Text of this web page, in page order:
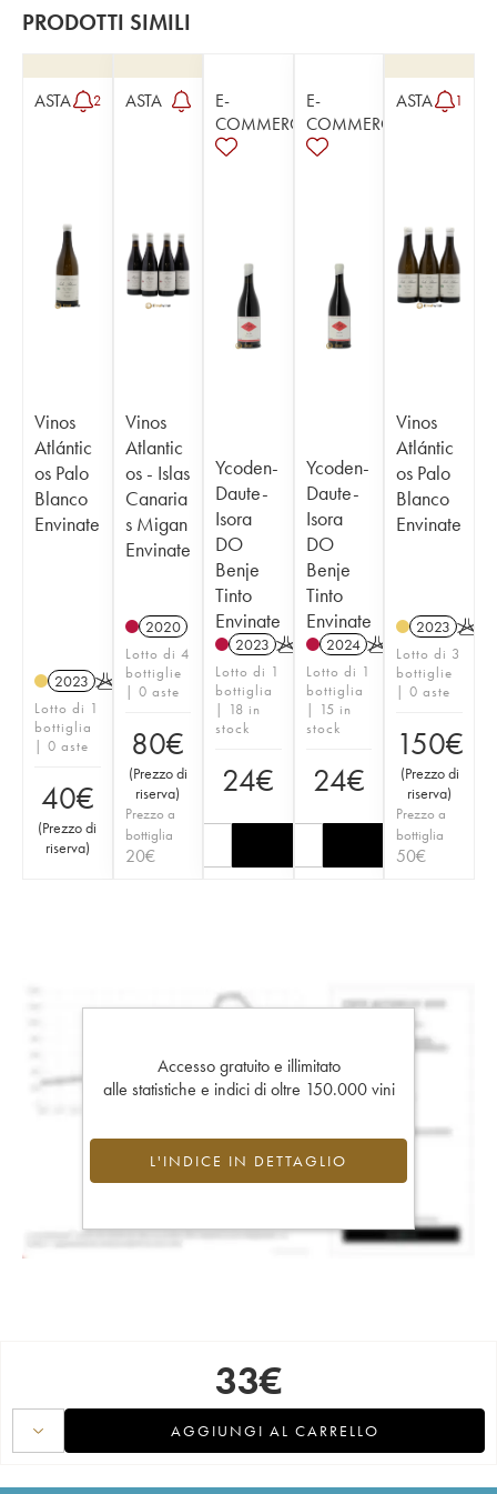
PRODOTTI SIMILI
ASTA 2
Vinos
Atlántic
os Palo
Blanco
Envinate
2023 K
Lotto di 1
bottiglia
| 0 aste
40€
(Prezzo di
riserva)
ASTA
Vinos
Atlantic
os - Islas
Canaria
s Migan
Envinate
2020
Lotto di 4
bottiglie
| 0 aste
80€
(Prezzo di
riserva)
Prezzo a
bottiglia
20€
E-
COMMERCE
Ycoden-
Daute-
Isora
DO
Benje
Tinto
Envinate
2023 K
Lotto di 1
bottiglia
| 18 in
stock
24€
E-
COMMERCE
Ycoden-
Daute-
Isora
DO
Benje
Tinto
Envinate
2024 K
Lotto di 1
bottiglia
| 15 in
stock
24€
ASTA 1
Vinos
Atlántic
os Palo
Blanco
Envinate
2023 K
Lotto di 3
bottiglie
| 0 aste
150€
(Prezzo di
riserva)
Prezzo a
bottiglia
50€
Accesso gratuito e illimitato
alle statistiche e indici di oltre 150.000 vini
L'INDICE IN DETTAGLIO
33€
AGGIUNGI AL CARRELLO